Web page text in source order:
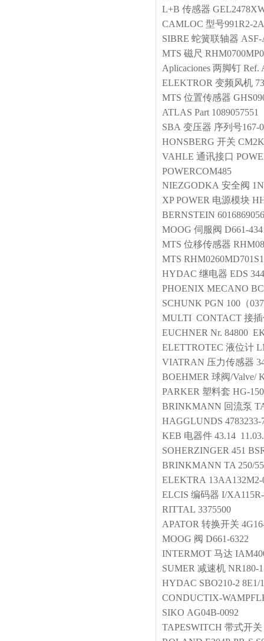
L+B 传感器
CAMLOC 型号991R2-
SIBRE 蛇簧联轴器 ASF-
MTS 磁尺
Aplicaciones 两脚钉 Ref.
ELEKTROR 变频风机
MTS 位置传感器
ATLAS Part 1089057551
SBA 变压器 序列号167-
HONSBERG 开关
VAHLE 通讯接口
POWERCOM485
NIEZGODKA 安全阀
XP POWER 电源模块
BERNSTEIN 6016869056
MOOG 伺服阀 D661-
MTS 位移传感器
MTS
HYDAC 继电器 EDS
PHOENIX MECANO
SCHUNK PGN 100（
MULTI CONTACT 接
EUCHNER Nr. 84800
ELETTROTEC 液位计
VIATRAN 压力传感器
BOEHMER 球阀/Valve/
PARKER 塑料套 HG-150
BRINKMANN 回流泵
HAGGLUNDS 4783233-
KEB 电器件 43.14
SOHERZINGER 451
BRINKMANN TA 250/
ELEKTRA 13AA132M2-
ELCIS 编码器 I/
RITTAL 3375500
APATOR 转换开关
MOOG 阀 D661-6322
INTERMOT 马达
SUMER 减速机 NR180-
HYDAC SBO210-2 8E1/
CONDUCTIX-
SIKO AG04B-0092
TAPESWITCH 带式开关